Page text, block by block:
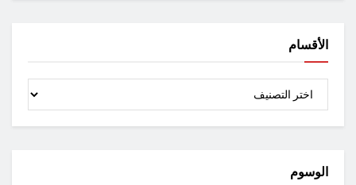
الأقسام
الوسوم